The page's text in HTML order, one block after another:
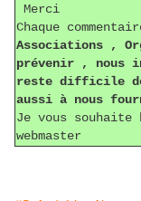
Merci
Chaque
Associations ,
prévenir , nous
reste difficile
aussi à nous
Je vous
webmaster